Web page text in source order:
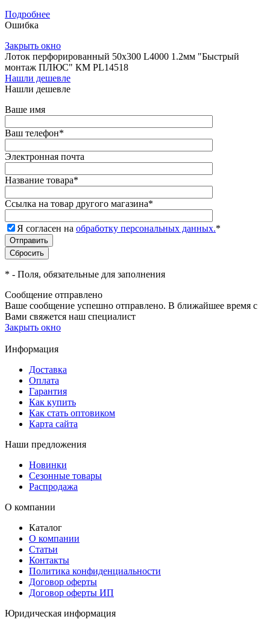
Подробнее
Ошибка
Закрыть окно
Лоток перфорированный 50х300 L4000 1.2мм "Быстрый
монтаж ПЛЮС" КМ PL14518
Нашли дешевле
Нашли дешевле
Ваше имя
Ваш телефон*
Электронная почта
Название товара*
Ссылка на товар другого магазина*
Я согласен на обработку персональных данных.*
* - Поля, обязательные для заполнения
Сообщение отправлено
Ваше сообщение успешно отправлено. В ближайшее время с
Вами свяжется наш специалист
Закрыть окно
Информация
Доставка
Оплата
Гарантия
Как купить
Как стать оптовиком
Карта сайта
Наши предложения
Новинки
Сезонные товары
Распродажа
О компании
Каталог
О компании
Статьи
Контакты
Политика конфиденциальности
Договор оферты
Договор оферты ИП
Юридическая информация